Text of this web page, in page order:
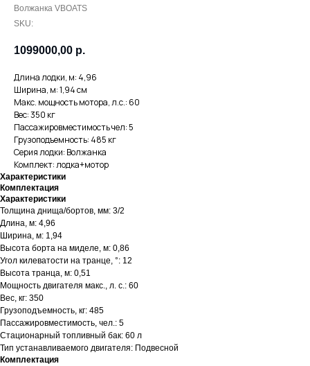
Волжанка VBOATS
SKU:
1099000,00 р.
Длина лодки, м: 4,96
Ширина, м: 1,94 см
Макс. мощность мотора, л.с.: 60
Вес: 350 кг
Пассажировместимость чел: 5
Грузоподъемность: 485 кг
Серия лодки: Волжанка
Комплект: лодка+мотор
Характеристики
Комплектация
Характеристики
Толщина днища/бортов, мм: 3/2
Длина, м: 4,96
Ширина, м: 1,94
Высота борта на миделе, м: 0,86
Угол килеватости на транце, °: 12
Высота транца, м: 0,51
Мощность двигателя макс., л. с.: 60
Вес, кг: 350
Грузоподъемность, кг: 485
Пассажировместимость, чел.: 5
Стационарный топливный бак: 60 л
Тип устанавливаемого двигателя: Подвесной
Комплектация